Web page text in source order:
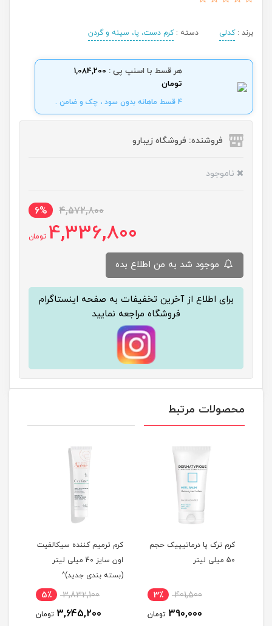
برند :کدلی دسته :کرم دست، پا، سینه و گردن
هر قسط با اسنپ پی : 1,084,200
تومان
4 قسط ماهانه بدون سود ، چک و ضامن .
فروشنده: فروشگاه زیبارو
ناموجود
4,572,800
6%
4,336,800 تومان
برای اطلاع از آخرین تخفیفات به صفحه اینستاگرام
فروشگاه مراجعه نمایید
محصولات مرتبط
کرم ترک پا درماتیپیک حجم
50 میلی لیتر
401,500 3٪
390,000 تومان
كرم ترمیم کننده سيكالفیت
اون سایز 40 میلی لیتر
(بسته بندی جدید)^
3,832,100 5٪
3,645,200 تومان